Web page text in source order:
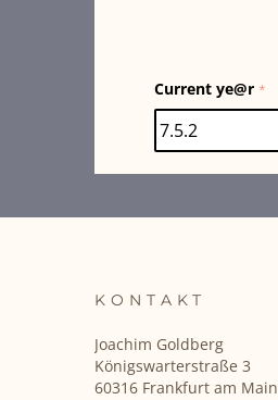
Current ye@r *
KONTAKT
Joachim Goldberg
Königswarterstraße 3
60316 Frankfurt am Main